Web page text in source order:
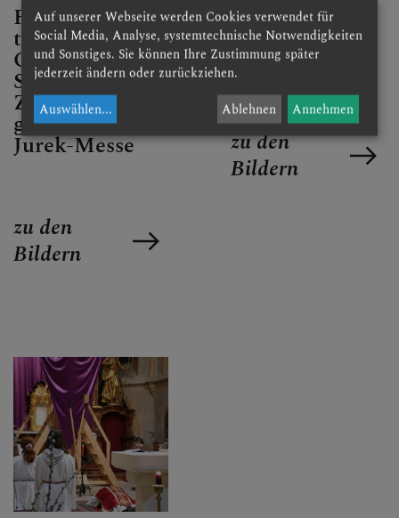
Festgottesdiens
t am
Ostersonntag in
St. Veit, Musik:
Zweitaufführun
g der Ertl-
Jurek-Messe
zu den
Bildern
Feier der
Osternacht in
St. Veit
zu den
Bildern
Auf unserer Webseite werden Cookies verwendet für
Social Media, Analyse, systemtechnische Notwendigkeiten
und Sonstiges. Sie können Ihre Zustimmung später
jederzeit ändern oder zurückziehen.
Auswählen... Ablehnen Annehmen